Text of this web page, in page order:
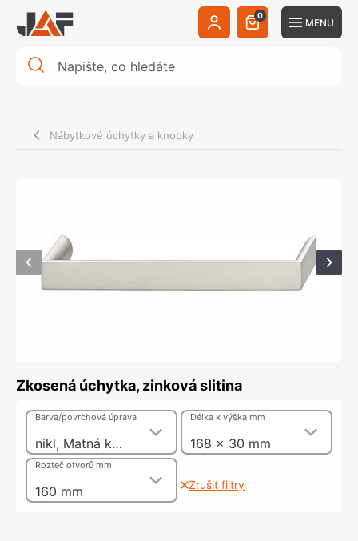
0
MENU
Nábytkové úchytky a knobky
Zkosená úchytka, zinková slitina
nikl, Matná kartáčovaná
Barva/povrchová úprava
168 x 30 mm
Délka x výška mm
160 mm
Rozteč otvorů mm
Zrušit filtry